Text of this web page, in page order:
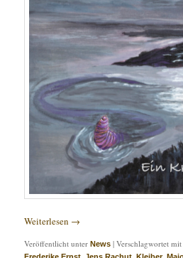
Weiterlesen →
Veröffentlicht unter News |Verschlagwortet mit
Frederike Ernst Jens Rachut Kleiber